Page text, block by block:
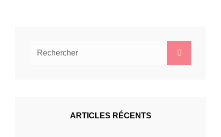
ARTICLES RÉCENTS